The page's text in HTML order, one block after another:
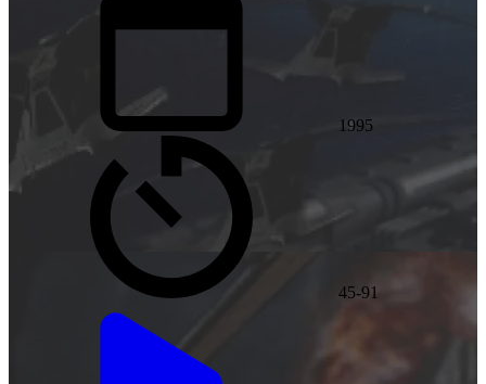
1995
45-91